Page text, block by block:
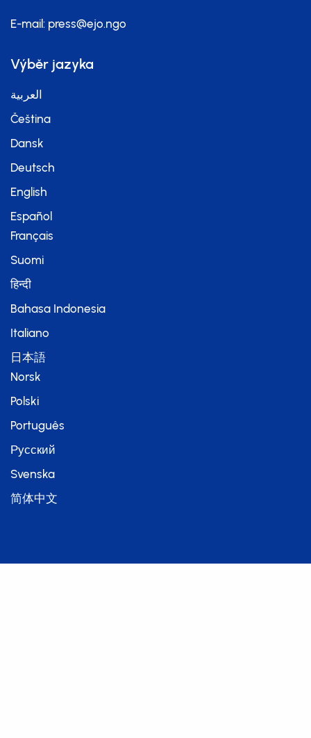
E-mail: press@ejo.ngo
Výběr jazyka
العربية
Čeština
Dansk
Deutsch
English
Español
Français
Suomi
हिन्दी
Bahasa Indonesia
Italiano
日本語
Norsk
Polski
Português
Русский
Svenska
简体中文